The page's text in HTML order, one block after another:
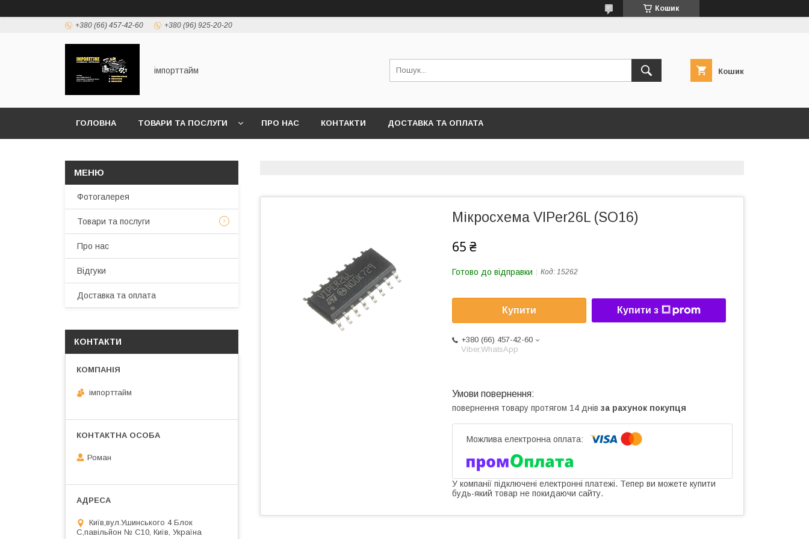
Кошик
+380 (66) 457-42-60 +380 (96) 925-20-20
імпорттайм Кошик
ГОЛОВНА ТОВАРИ ТА ПОСЛУГИ ПРО НАС КОНТАКТИ ДОСТАВКА ТА ОПЛАТА
Мікросхема VIPer26L (SO16)
65 ₴
Готово до відправки Код: 15262
Купити Купити з
+380 (66) 457-42-60
Viber,WhatsApp
повернення товару протягом 14 днів за рахунок покупця
У компанії підключені електронні платежі. Тепер ви можете купити
будь-який товар не покидаючи сайту.
Фотогалерея
Товари та послуги
Про нас
Відгуки
Доставка та оплата
КОНТАКТИ
імпорттайм
Роман
Київ,вул.Ушинського 4 Блок
С,павільйон № С10, Київ, Україна